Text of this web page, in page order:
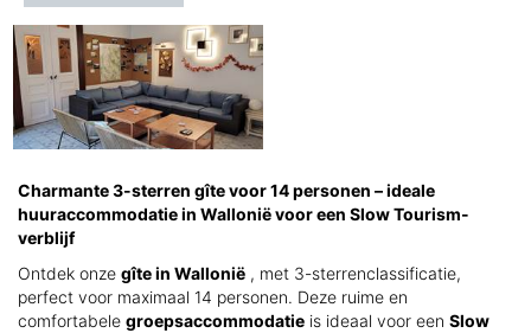
Charmante 3-sterren gîte voor 14 personen – ideale
huuraccommodatie in Wallonië voor een Slow Tourism-
verblijf
Ontdek onze gîte in Wallonië , met 3-sterrenclassificatie,
perfect voor maximaal 14 personen. Deze ruime en
comfortabele groepsaccommodatie is ideaal voor een Slow